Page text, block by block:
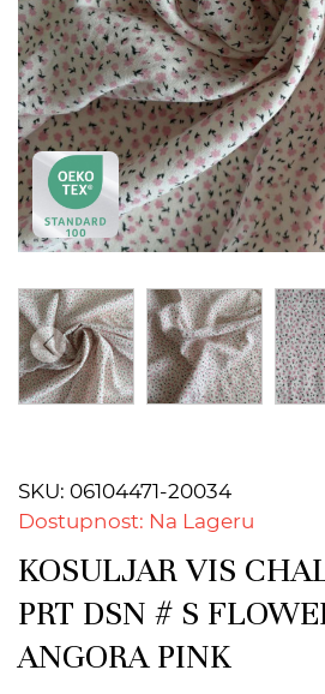
SKU: 06104471-20034
Dostupnost: Na Lageru
KOSULJAR VIS
PRT DSN # S
ANGORA PINK